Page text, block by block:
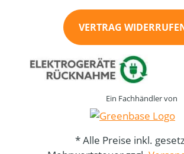
VERTRAG
Ein Fachhändler von
* Alle Preise inkl.